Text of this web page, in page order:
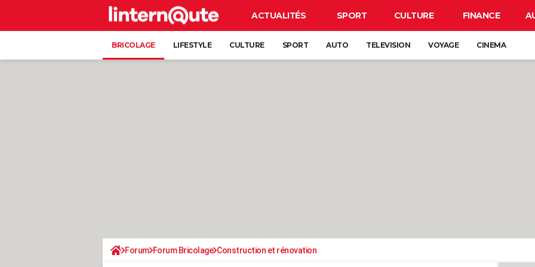
ACTUALITÉS SPORT CULTURE FINANCE
BRICOLAGE LIFESTYLE CULTURE SPORT AUTO TELEVISION VOYAGE CINEMA
Forum Forum Bricolage Construction et rénovation